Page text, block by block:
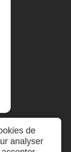
de
analyser